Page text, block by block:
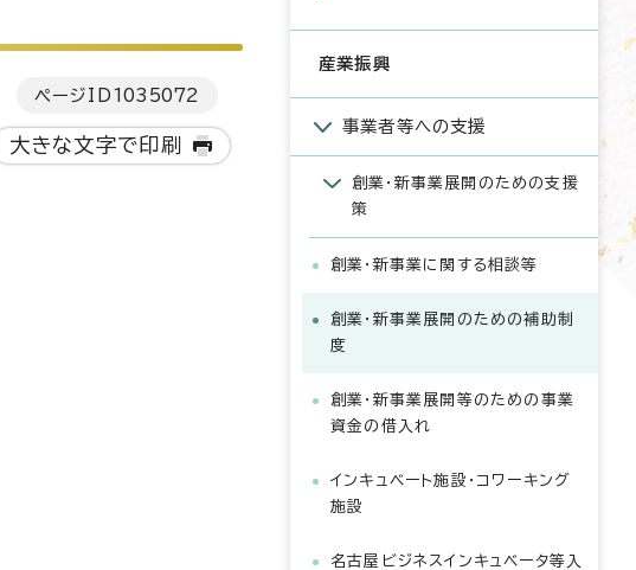
ページID 1035072
大きな文字で印刷
産業振興
事業者等への支援
創業・新事業展開のための支援
策
創業・新事業に関する相談等
創業・新事業展開のための補助制
度
創業・新事業展開等のための事業
資金の借入れ
インキュベート施設・コワーキング
施設
名古屋ビジネスインキュベータ等入